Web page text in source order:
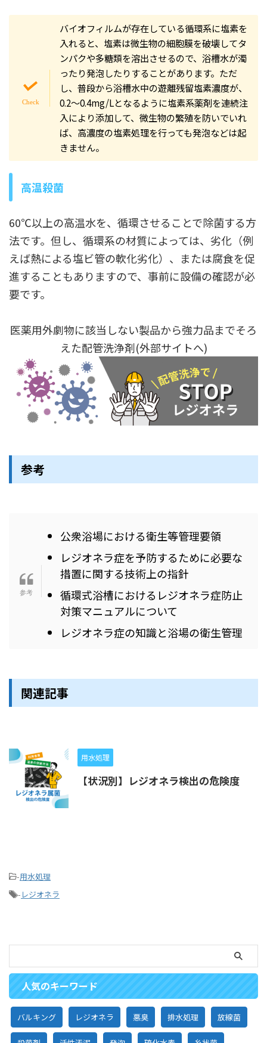
バイオフィルムが存在している循環系に塩素を
入れると、塩素は微生物の細胞膜を破壊してタ
ンパクや多糖類を溶出させるので、浴槽水が濁
ったり発泡したりすることがあります。ただ
し、普段から浴槽水中の遊離残留塩素濃度が、
0.2～0.4mg/Lとなるように塩素系薬剤を連続注
入により添加して、微生物の繁殖を防いでいれ
ば、高濃度の塩素処理を行っても発泡などは起
きません。
高温殺菌
60℃以上の高温水を、循環させることで除菌する方
法です。但し、循環系の材質によっては、劣化（例
えば熱による塩ビ管の軟化劣化）、または腐食を促
進することもありますので、事前に設備の確認が必
要です。
医薬用外劇物に該当しない製品から強力品までそろ
えた配管洗浄剤(外部サイトへ)
参考
公衆浴場における衛生等管理要領
レジオネラ症を予防するために必要な
措置に関する技術上の指針
循環式浴槽におけるレジオネラ症防止
対策マニュアルについて
レジオネラ症の知識と浴場の衛生管理
関連記事
用水処理
【状況別】レジオネラ検出の危険度
-用水処理
- レジオネラ
人気のキーワード
バルキング レジオネラ 悪臭 排水処理 放線菌